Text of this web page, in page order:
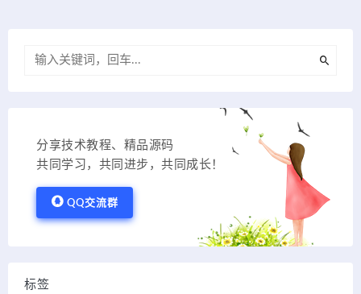
分享技术教程、精品源码
共同学习，共同进步，共同成长！
QQ交流群
标签